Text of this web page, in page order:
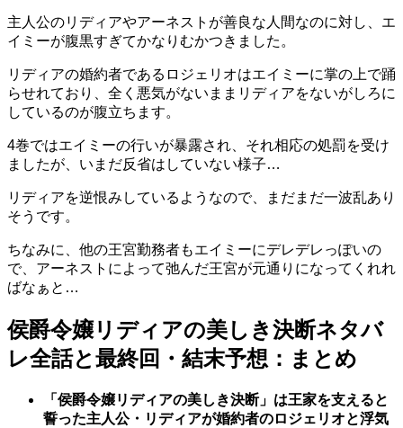
主人公のリディアやアーネストが善良な人間なのに対し、エ
イミーが腹黒すぎてかなりむかつきました。
リディアの婚約者であるロジェリオはエイミーに掌の上で踊
らせれており、全く悪気がないままリディアをないがしろに
しているのが腹立ちます。
4巻ではエイミーの行いが暴露され、それ相応の処罰を受け
ましたが、いまだ反省はしていない様子…
リディアを逆恨みしているようなので、まだまだ一波乱あり
そうです。
ちなみに、他の王宮勤務者もエイミーにデレデレっぽいの
で、アーネストによって弛んだ王宮が元通りになってくれれ
ばなぁと…
侯爵令嬢リディアの美しき決断ネタバ
レ全話と最終回・結末予想：まとめ
「侯爵令嬢リディアの美しき決断」は王家を支えると
誓った主人公・リディアが婚約者のロジェリオと浮気